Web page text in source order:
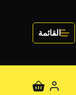
القائمة
عربة